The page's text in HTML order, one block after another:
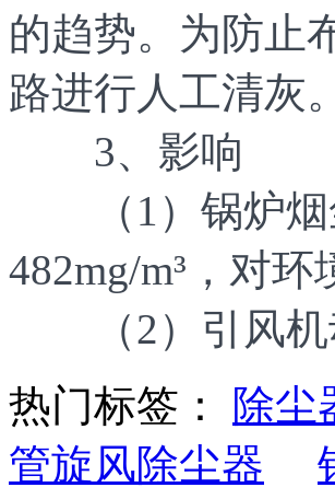
的趋势。为防止
路进行人工清灰。
3、影响
（1）锅炉烟
482mg/m³，对
（2）引风机
热门标签： 除尘
管旋风除尘器